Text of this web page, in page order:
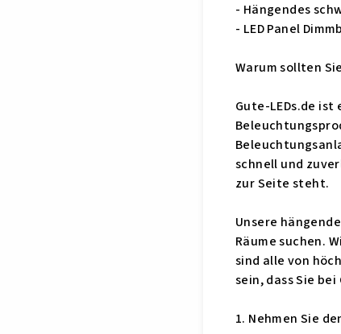
- Hängendes
- LED Panel
Warum sollten
Gute-LEDs.de
schnell und
zur Seite steht.
Unsere
Räume suchen.
sind alle von
sein, dass Sie
1. Nehmen Sie